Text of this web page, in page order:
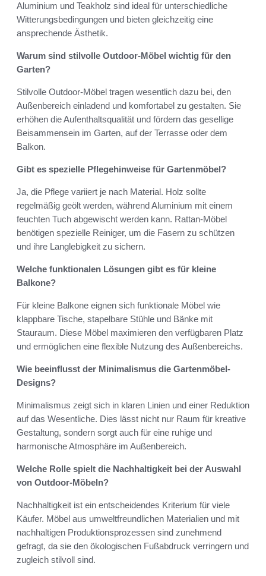
Aluminium und Teakholz sind ideal für unterschiedliche
Witterungsbedingungen und bieten gleichzeitig eine
ansprechende Ästhetik.
Warum sind stilvolle Outdoor-Möbel wichtig für den
Garten?
Stilvolle Outdoor-Möbel tragen wesentlich dazu bei, den
Außenbereich einladend und komfortabel zu gestalten. Sie
erhöhen die Aufenthaltsqualität und fördern das gesellige
Beisammensein im Garten, auf der Terrasse oder dem
Balkon.
Gibt es spezielle Pflegehinweise für Gartenmöbel?
Ja, die Pflege variiert je nach Material. Holz sollte
regelmäßig geölt werden, während Aluminium mit einem
feuchten Tuch abgewischt werden kann. Rattan-Möbel
benötigen spezielle Reiniger, um die Fasern zu schützen
und ihre Langlebigkeit zu sichern.
Welche funktionalen Lösungen gibt es für kleine
Balkone?
Für kleine Balkone eignen sich funktionale Möbel wie
klappbare Tische, stapelbare Stühle und Bänke mit
Stauraum. Diese Möbel maximieren den verfügbaren Platz
und ermöglichen eine flexible Nutzung des Außenbereichs.
Wie beeinflusst der Minimalismus die Gartenmöbel-
Designs?
Minimalismus zeigt sich in klaren Linien und einer Reduktion
auf das Wesentliche. Dies lässt nicht nur Raum für kreative
Gestaltung, sondern sorgt auch für eine ruhige und
harmonische Atmosphäre im Außenbereich.
Welche Rolle spielt die Nachhaltigkeit bei der Auswahl
von Outdoor-Möbeln?
Nachhaltigkeit ist ein entscheidendes Kriterium für viele
Käufer. Möbel aus umweltfreundlichen Materialien und mit
nachhaltigen Produktionsprozessen sind zunehmend
gefragt, da sie den ökologischen Fußabdruck verringern und
zugleich stilvoll sind.